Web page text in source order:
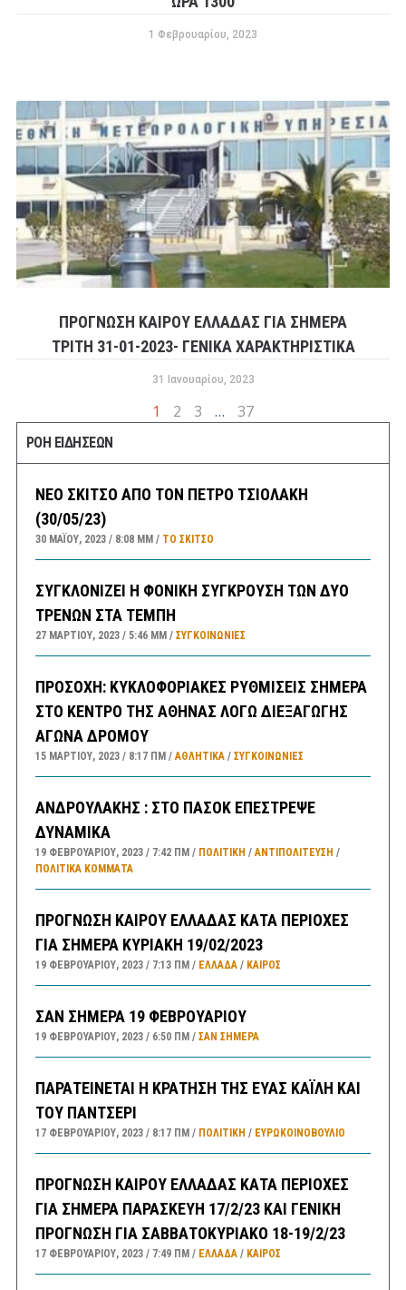
1 Φεβρουαρίου, 2023
ΠΡΟΓΝΩΣΗ ΚΑΙΡΟΥ ΕΛΛΑΔΑΣ ΓΙΑ ΣΗΜΕΡΑ
ΤΡΙΤΗ 31-01-2023- ΓΕΝΙΚΑ ΧΑΡΑΚΤΗΡΙΣΤΙΚΑ
31 Ιανουαρίου, 2023
1 2 3 … 37
ΡΟΗ ΕΙΔΗΣΕΩΝ
ΝΕΟ ΣΚΙΤΣΟ ΑΠΟ ΤΟΝ ΠΕΤΡΟ ΤΣΙΟΛΑΚΗ
(30/05/23)
30 ΜΑΪ́ΟΥ, 2023 8:08 ΜΜ ΤΟ ΣΚΊΤΣΟ
ΣΥΓΚΛΟΝΙΖΕΙ Η ΦΟΝΙΚΗ ΣΥΓΚΡΟΥΣΗ ΤΩΝ ΔΥΟ
ΤΡΕΝΩΝ ΣΤΑ ΤΕΜΠΗ
27 ΜΑΡΤΊΟΥ, 2023 5:46 ΜΜ ΣΥΓΚΟΙΝΩΝΊΕΣ
ΠΡΟΣΟΧΗ: ΚΥΚΛΟΦΟΡΙΑΚΕΣ ΡΥΘΜΙΣΕΙΣ ΣΗΜΕΡΑ
ΣΤΟ ΚΕΝΤΡΟ ΤΗΣ ΑΘΗΝΑΣ ΛΟΓΩ ΔΙΕΞΑΓΩΓΗΣ
ΑΓΩΝΑ ΔΡΟΜΟΥ
15 ΜΑΡΤΊΟΥ, 2023 8:17 ΠΜ ΑΘΛΗΤΙΚΑ/ ΣΥΓΚΟΙΝΩΝΊΕΣ
ΑΝΔΡΟΥΛΑΚΗΣ : ΣΤΟ ΠΑΣΟΚ ΕΠΕΣΤΡΕΨΕ
ΔΥΝΑΜΙΚΑ
19 ΦΕΒΡΟΥΑΡΊΟΥ, 2023 7:42 ΠΜ ΠΟΛΙΤΙΚΗ /ΑΝΤΙΠΟΛΊΤΕΥΣΗ /
ΠΟΛΙΤΙΚΆ ΚΌΜΜΑΤΑ
ΠΡΟΓΝΩΣΗ ΚΑΙΡΟΥ ΕΛΛΑΔΑΣ ΚΑΤΑ ΠΕΡΙΟΧΕΣ
ΓΙΑ ΣΗΜΕΡΑ ΚΥΡΙΑΚΗ 19/02/2023
19 ΦΕΒΡΟΥΑΡΊΟΥ, 2023 7:13 ΠΜ ΕΛΛΑΔA/ ΚΑΙΡΌΣ
ΣΑΝ ΣΗΜΕΡΑ 19 ΦΕΒΡΟΥΑΡΙΟΥ
19 ΦΕΒΡΟΥΑΡΊΟΥ, 2023 6:50 ΠΜ ΣΑΝ ΣΉΜΕΡΑ
ΠΑΡΑΤΕΙΝΕΤΑΙ Η ΚΡΑΤΗΣΗ ΤΗΣ ΕΥΑΣ ΚΑΪΛΗ ΚΑΙ
ΤΟΥ ΠΑΝΤΣΕΡΙ
17 ΦΕΒΡΟΥΑΡΊΟΥ, 2023 8:17 ΠΜ ΠΟΛΙΤΙΚΗ / ΕΥΡΩΚΟΙΝΟΒΟΥΛΙΟ
ΠΡΟΓΝΩΣΗ ΚΑΙΡΟΥ ΕΛΛΑΔΑΣ ΚΑΤΑ ΠΕΡΙΟΧΕΣ
ΓΙΑ ΣΗΜΕΡΑ ΠΑΡΑΣΚΕΥΗ 17/2/23 ΚΑΙ ΓΕΝΙΚΗ
ΠΡΟΓΝΩΣΗ ΓΙΑ ΣΑΒΒΑΤΟΚΥΡΙΑΚΟ 18-19/2/23
17 ΦΕΒΡΟΥΑΡΊΟΥ, 2023 7:49 ΠΜ ΕΛΛΑΔA/ ΚΑΙΡΌΣ